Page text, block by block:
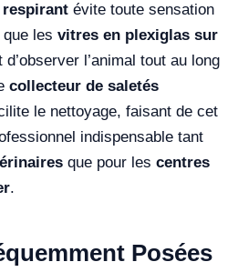
évite toute sensation
que les vitres en plexiglas sur
d’observer l’animal tout au long
collecteur de saletés
le nettoyage, faisant de cet
indispensable tant
que pour les centres
.
Posées